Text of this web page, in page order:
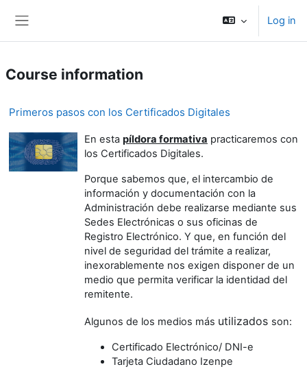
Log in
Course information
Primeros pasos con los Certificados Digitales
En esta píldora formativa practicaremos con
los Certificados Digitales.
Porque sabemos que, el intercambio de
información y documentación con la
Administración debe realizarse mediante sus
Sedes Electrónicas o sus oficinas de
Registro Electrónico. Y que, en función del
nivel de seguridad del trámite a realizar,
inexorablemente nos exigen disponer de un
medio que permita verificar la identidad del
remitente.
Algunos de los medios más utilizados son:
Certificado Electrónico/ DNI-e
Tarjeta Ciudadano Izenpe